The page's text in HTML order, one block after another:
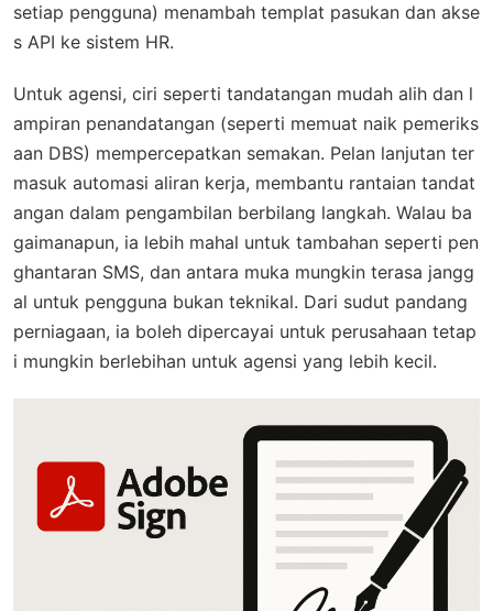
setiap pengguna) menambah templat pasukan dan akse
s API ke sistem HR.
Untuk agensi, ciri seperti tandatangan mudah alih dan l
ampiran penandatangan (seperti memuat naik pemeriks
aan DBS) mempercepatkan semakan. Pelan lanjutan ter
masuk automasi aliran kerja, membantu rantaian tandat
angan dalam pengambilan berbilang langkah. Walau ba
gaimanapun, ia lebih mahal untuk tambahan seperti pen
ghantaran SMS, dan antara muka mungkin terasa jangg
al untuk pengguna bukan teknikal. Dari sudut pandang
perniagaan, ia boleh dipercayai untuk perusahaan tetap
i mungkin berlebihan untuk agensi yang lebih kecil.